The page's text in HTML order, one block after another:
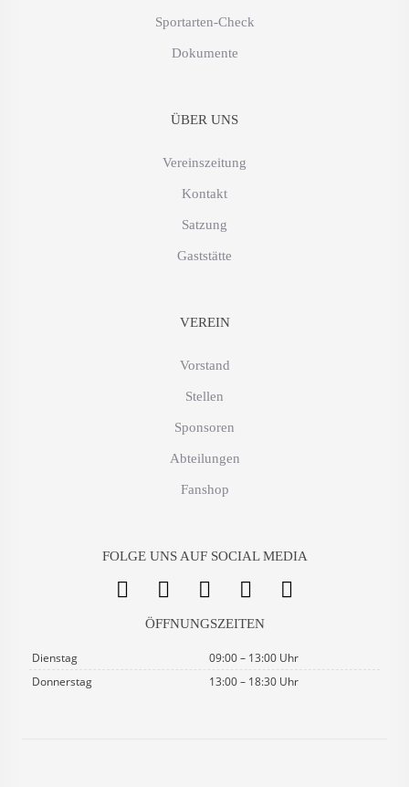
Sportarten-Check
Dokumente
ÜBER UNS
Vereinszeitung
Kontakt
Satzung
Gaststätte
VEREIN
Vorstand
Stellen
Sponsoren
Abteilungen
Fanshop
FOLGE UNS AUF SOCIAL MEDIA
ÖFFNUNGSZEITEN
Dienstag
09:00 – 13:00 Uhr
Donnerstag
13:00 – 18:30 Uhr